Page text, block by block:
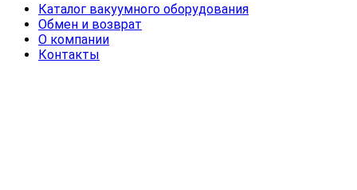
Каталог вакуумного оборудования
Обмен и возврат
О компании
Контакты